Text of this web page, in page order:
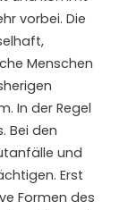
vorbei. Die
Menschen
In der Regel
Bei den
und
Erst
Formen des